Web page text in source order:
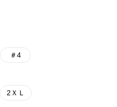
＃4
2ＸＬ